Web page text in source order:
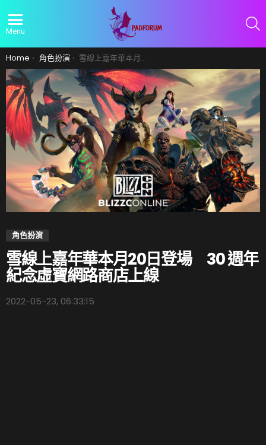
Menu
You are here:
Home 角色扮演 雪線上嘉年華本月20日登場 30 週年紀念虛寶網路商店上線
角色扮演
雪線上嘉年華本月20日登場 30 週年
紀念虛寶網路商店上線
2022-05-23, 06:33:15